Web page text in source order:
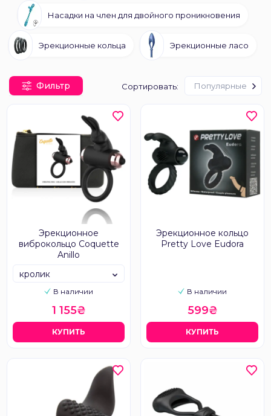
Насадки на член для двойного проникновения
Эрекционные кольца Эрекционные ласо
Фильтр Сортировать: Популярные
Эрекционное
виброкольцо Coquette
Anillo
В наличии
кролик
1 155₴
КУПИТЬ
Эрекционное кольцо
Pretty Love Eudora
В наличии
599₴
КУПИТЬ